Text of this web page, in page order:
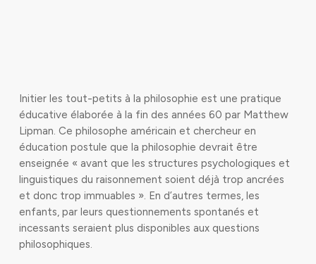
Initier les tout-petits à la philosophie est une pratique
éducative élaborée à la fin des années 60 par Matthew
Lipman. Ce philosophe américain et chercheur en
éducation postule que la philosophie devrait être
enseignée « avant que les structures psychologiques et
linguistiques du raisonnement soient déjà trop ancrées
et donc trop immuables ». En d’autres termes, les
enfants, par leurs questionnements spontanés et
incessants seraient plus disponibles aux questions
philosophiques.